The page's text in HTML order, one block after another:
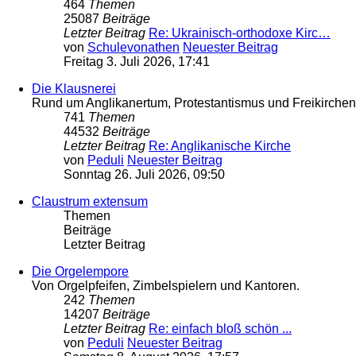
464 Themen
25087 Beiträge
Letzter Beitrag Re: Ukrainisch-orthodoxe Kirc…
von Schulevonathen Neuester Beitrag
Freitag 3. Juli 2026, 17:41
Die Klausnerei
Rund um Anglikanertum, Protestantismus und
741 Themen
44532 Beiträge
Letzter Beitrag Re: Anglikanische Kirche
von Peduli Neuester Beitrag
Sonntag 26. Juli 2026, 09:50
Claustrum extensum
Themen
Beiträge
Letzter Beitrag
Die Orgelempore
Von Orgelpfeifen, Zimbelspielern und Kantoren.
242 Themen
14207 Beiträge
Letzter Beitrag Re: einfach bloß schön ...
von Peduli Neuester Beitrag